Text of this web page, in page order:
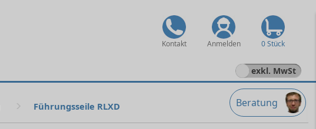
Kontakt Anmelden 0 Stück
exkl. MwSt
Beratung
Führungsseile RLXD